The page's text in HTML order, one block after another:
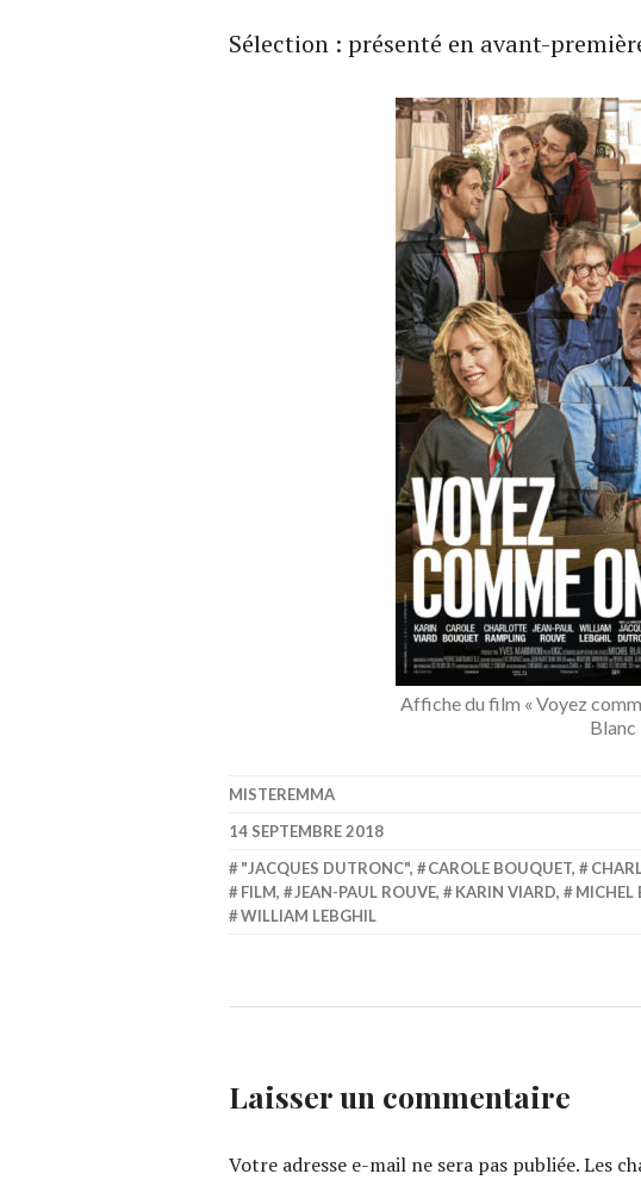
Sélection : présenté en avant-
Affiche du film « Voyez
Blanc
MISTEREMMA
14 SEPTEMBRE 2018
"JACQUES DUTRONC", CAROLE BOUQUET,
FILM, JEAN-PAUL ROUVE, KARIN VIARD, MICHEL
WILLIAM LEBGHIL
Laisser un commentaire
Votre adresse e-mail ne sera pas publiée.Les